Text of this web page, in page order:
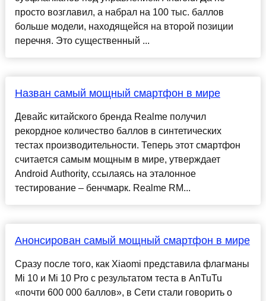
просто возглавил, а набрал на 100 тыс. баллов
больше модели, находящейся на второй позиции
перечня. Это существенный ...
Назван самый мощный смартфон в мире
Девайс китайского бренда Realme получил
рекордное количество баллов в синтетических
тестах производительности. Теперь этот смартфон
считается самым мощным в мире, утверждает
Android Authority, ссылаясь на эталонное
тестирование – бенчмарк. Realme RM...
Анонсирован самый мощный смартфон в мире
Сразу после того, как Xiaomi представила флагманы
Mi 10 и Mi 10 Pro с результатом теста в AnTuTu
«почти 600 000 баллов», в Сети стали говорить о